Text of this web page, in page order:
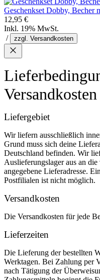
Geschenkset Dobby, Becher
12,95 €
Inkl. 19% MwSt.
/
zzgl. Versandkosten
Liefergebiet
Wir liefern ausschließlich
Grund muss sich deine
Deutschland befinden. Wir
Auslieferungslager aus an
angegebene Lieferadresse.
Postfilialen ist nicht möglich.
Versandkosten
Die Versandkosten für jede
Lieferzeiten
Die Lieferung der bestellten
Werktagen. Bei Zahlung per
nach Tätigung der